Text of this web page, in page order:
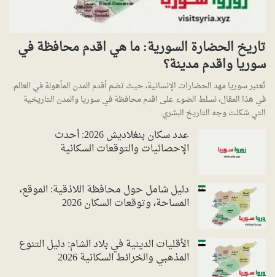
تاريخ الحضارة السورية: ما هي اقدم محافظة في
سوريا واقدم مدينة؟
تُعتبر سوريا مهد الحضارات الإنسانية، حيث تضم أقدم المدن المأهولة في العالم.
في هذا المقال، نسلط الضوء على اقدم محافظة في سوريا والمدن التاريخية
التي شكلت وجه التاريخ البشري.
عدد سكان بنغلاديش 2026: أحدث
الإحصائيات والتوقعات السكانية
دليل شامل حول محافظة اللاذقية: الموقع،
المساحة، وتوقعات السكان 2026
الأقليات الدينية في بلاد الشام: دليل التنوع
المذهبي والخرائط السكانية 2026